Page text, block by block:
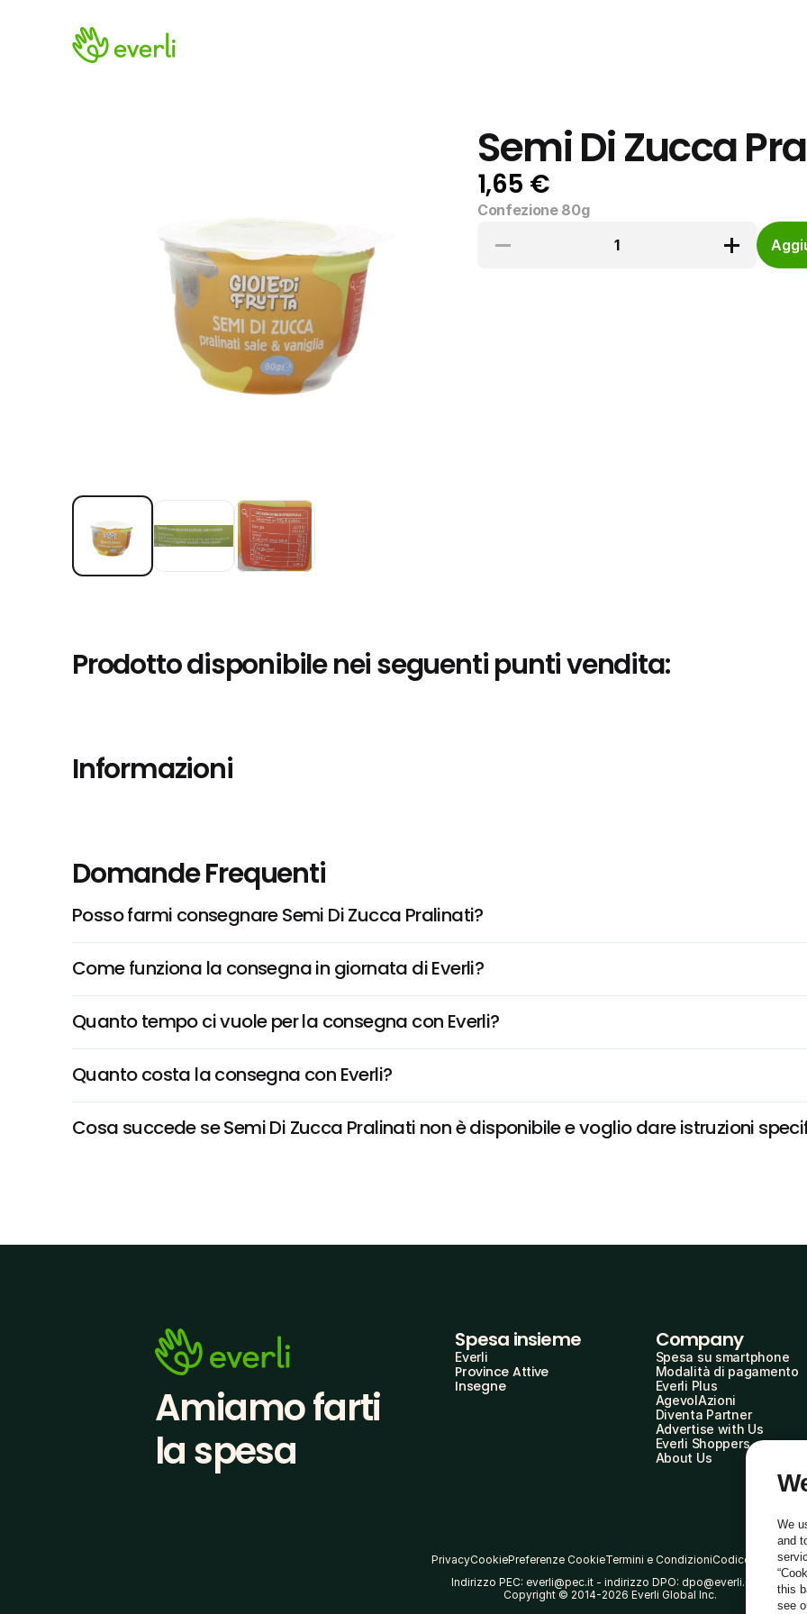
Semi Di Zucca
1,65 €
Confezione 80g
1
Prodotto disponibile nei seguenti punti vendita:
Informazioni
Domande Frequenti
Posso farmi consegnare Semi Di Zucca Pralinati?
Come funziona la consegna in giornata di Everli?
Quanto tempo ci vuole per la consegna con Everli?
Quanto costa la consegna con Everli?
Cosa succede se Semi Di Zucca Pralinati non è disponibile e voglio dare istruzioni
Amiamo farti
la spesa
Spesa insieme
Everli
Province Attive
Insegne
Company
Spesa su smartphone
Modalità di pagamento
Everli Plus
AgevolAzioni
Diventa Partner
Advertise with Us
Everli Shoppers
About Us
PrivacyCookiePreferenze CookieTermini e CondizioniCodice Etico
Indirizzo PEC: everli@pec.it - indirizzo DPO: dpo@everli.com
Copyright © 2014-2026 Everli Global Inc.
We
and
this
see